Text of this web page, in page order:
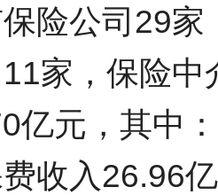
险公司29
家，保险
亿元，其中
收入26.96